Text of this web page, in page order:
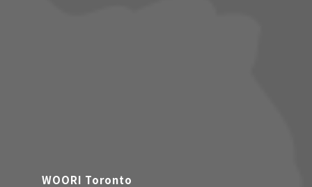
WOORI Toronto